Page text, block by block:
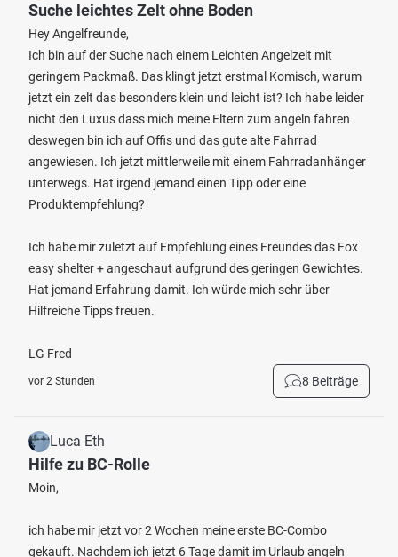
Suche leichtes Zelt ohne Boden
Hey Angelfreunde,
Ich bin auf der Suche nach einem Leichten Angelzelt mit
geringem Packmaß. Das klingt jetzt erstmal Komisch, warum
jetzt ein zelt das besonders klein und leicht ist? Ich habe leider
nicht den Luxus dass mich meine Eltern zum angeln fahren
deswegen bin ich auf Offis und das gute alte Fahrrad
angewiesen. Ich jetzt mittlerweile mit einem Fahrradanhänger
unterwegs. Hat irgend jemand einen Tipp oder eine
Produktempfehlung?
Ich habe mir zuletzt auf Empfehlung eines Freundes das Fox
easy shelter + angeschaut aufgrund des geringen Gewichtes.
Hat jemand Erfahrung damit. Ich würde mich sehr über
Hilfreiche Tipps freuen.
LG Fred
vor 2 Stunden 8 Beiträge
Luca Eth
Hilfe zu BC-Rolle
Moin,
ich habe mir jetzt vor 2 Wochen meine erste BC-Combo
gekauft. Nachdem ich jetzt 6 Tage damit im Urlaub angeln